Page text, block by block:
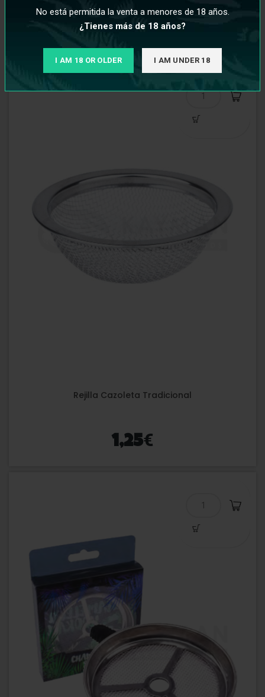
No está permitida la venta a menores de 18 años.
¿Tienes más de 18 años?
I AM 18 OR OLDER I AM UNDER 18
7,95€
Rejilla Cazoleta Tradicional
1,25€